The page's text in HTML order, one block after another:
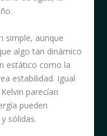
simple, aunque
algo tan dinámico
estático como la
estabilidad. Igual
parecían
pueden
sólidas.